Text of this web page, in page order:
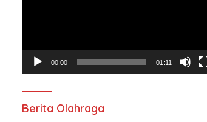
00:00 01:11
Berita Olahraga